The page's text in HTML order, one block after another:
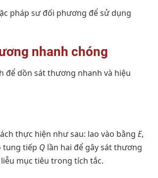
pháp sư đối phương để sử dụng
nhanh chóng
để dồn sát thương nhanh và hiệu
thực hiện như sau: lao vào bằng E,
tung tiếp Q lần hai để gây sát thương
mục tiêu trong tích tắc.